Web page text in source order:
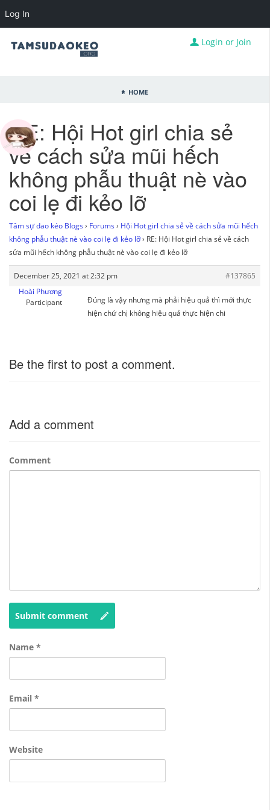
Login or Join
Home
RE: Hội Hot girl chia sẻ
về cách sửa mũi hếch
không phẫu thuật nè vào
coi lẹ đi kẻo lỡ
Tâm sự dao kéo Blogs › Forums › Hội Hot girl chia sẻ về cách sửa mũi hếch
không phẫu thuật nè vào coi lẹ đi kẻo lỡ› RE: Hội Hot girl chia sẻ về cách
sửa mũi hếch không phẫu thuật nè vào coi lẹ đi kẻo lỡ
December 25, 2021 at 2:32 pm
#137865
Hoài Phương
Participant
Đúng là vậy nhưng mà phải hiệu quả thì mới thực
hiện chứ chị không hiệu quả thực hiện chi
Be the first to post a comment.
Add a comment
Comment
Submit comment
Name *
Email *
Website
Log In